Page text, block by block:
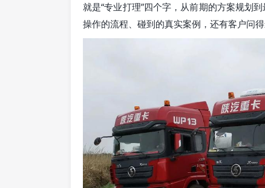
就是“专业打理”四个字，从前期的方案规划
操作的流程、碰到的真实案例，还有客户问